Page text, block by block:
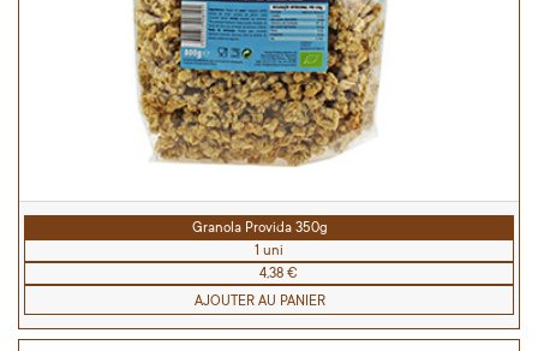
Granola Provida 350g
1 uni
4,38 €
AJOUTER AU PANIER